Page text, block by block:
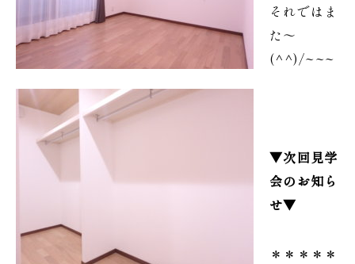
それではま
た～
(^^)/~~~
▼次回見学
会のお知ら
せ▼
＊＊＊＊＊